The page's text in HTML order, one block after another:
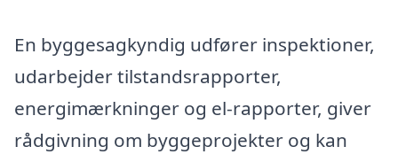
En byggesagkyndig udfører inspektioner,
udarbejder tilstandsrapporter,
energimærkninger og el-rapporter, giver
rådgivning om byggeprojekter og kan